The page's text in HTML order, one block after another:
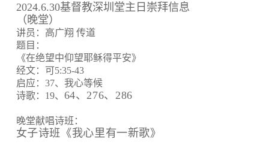
2024.6.30基督教深圳堂主日崇拜信息
（晚堂）
讲员：高广翔 传道
题目：
《在绝望中仰望耶稣得平安》
经文：可5:35-43
启应：37、我心等候
诗歌：19、 64、 276、 286
晚堂献唱诗班：
女子诗班《我心里有一新歌》